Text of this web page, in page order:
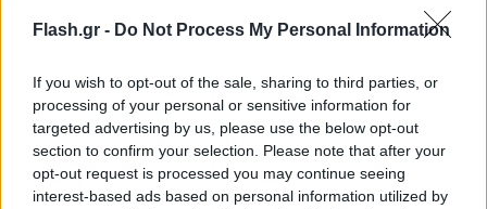
Flash.gr - Do Not Process My Personal Information
If you wish to opt-out of the sale, sharing to third parties, or
processing of your personal or sensitive information for
targeted advertising by us, please use the below opt-out
section to confirm your selection. Please note that after your
opt-out request is processed you may continue seeing
interest-based ads based on personal information utilized by
Euroferry Olympia φωτιά: Βρέθηκε ζωντανός
επιβάτης - Στους 11 οι αγνοούμενοι
20.02.2022 09:02
Γιώργος
Δημητρόπουλος